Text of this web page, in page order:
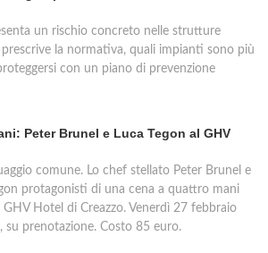
un rischio concreto nelle strutture
la normativa, quali impianti sono più
con un piano di prevenzione
Peter Brunel e Luca Tegon al GHV
comune. Lo chef stellato Peter Brunel e
protagonisti di una cena a quattro mani
Hotel di Creazzo. Venerdì 27 febbraio
su prenotazione. Costo 85 euro.